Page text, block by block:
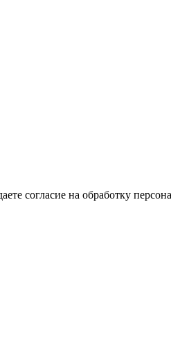
согласие на обработку